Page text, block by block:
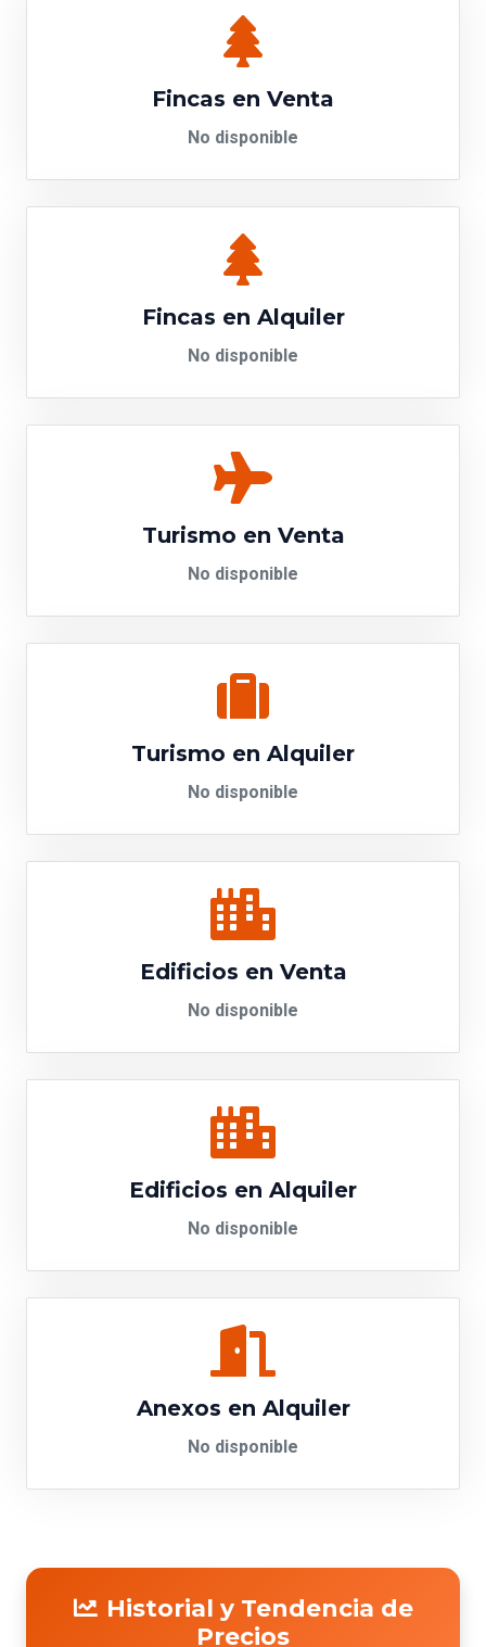
Fincas en Venta
No disponible
Fincas en Alquiler
No disponible
Turismo en Venta
No disponible
Turismo en Alquiler
No disponible
Edificios en Venta
No disponible
Edificios en Alquiler
No disponible
Anexos en Alquiler
No disponible
Historial y Tendencia de
Precios